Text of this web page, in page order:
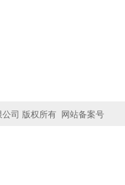
司 版权所有 网站备案号